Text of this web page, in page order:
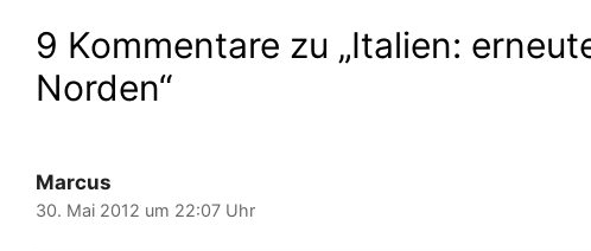
9 Kommentare zu „Italien:
Norden“
Marcus
30. Mai 2012 um 22:07 Uhr